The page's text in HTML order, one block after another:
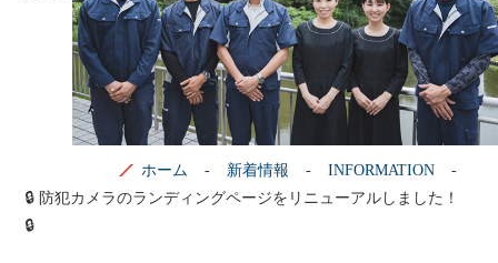
ホーム 新着情報
INFORMATION
🔒 防犯カメラのランディングページをリニューアルしました！
🔒